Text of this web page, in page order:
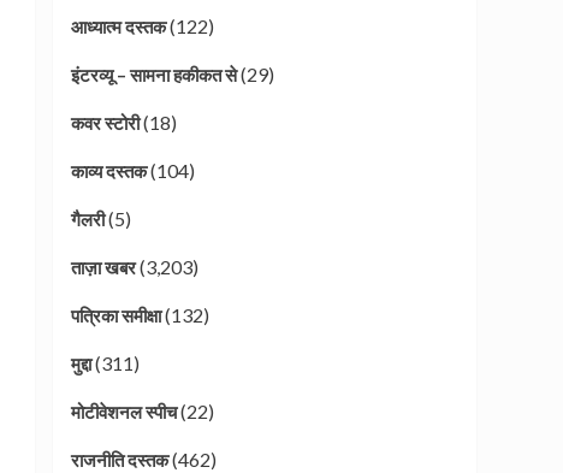
आध्यात्म दस्तक(122)
इंटरव्यू – सामना हकीकत से(29)
कवर स्टोरी(18)
काव्य दस्तक(104)
गैलरी(5)
ताज़ा खबर(3,203)
पत्रिका समीक्षा(132)
मुद्दा(311)
मोटीवेशनल स्पीच(22)
राजनीति दस्तक(462)